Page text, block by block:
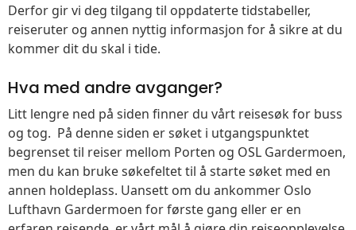
Derfor gir vi deg tilgang til oppdaterte tidstabeller,
reiseruter og annen nyttig informasjon for å sikre at du
kommer dit du skal i tide.
Hva med andre avganger?
Litt lengre ned på siden finner du vårt reisesøk for buss
og tog. På denne siden er søket i utgangspunktet
begrenset til reiser mellom Porten og OSL Gardermoen,
men du kan bruke søkefeltet til å starte søket med en
annen holdeplass. Uansett om du ankommer Oslo
Lufthavn Gardermoen for første gang eller er en